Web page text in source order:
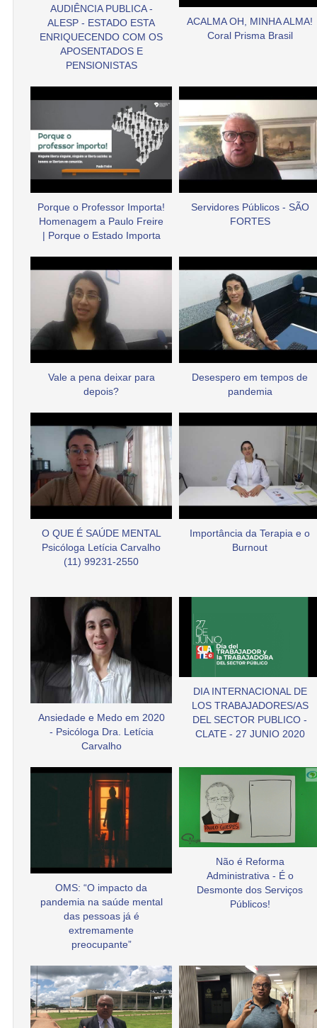
AUDIÊNCIA PUBLICA -
ALESP - ESTADO ESTA
ENRIQUECENDO COM OS
APOSENTADOS E
PENSIONISTAS
ACALMA OH, MINHA ALMA!
Coral Prisma Brasil
Porque o Professor Importa!
Homenagem a Paulo Freire
| Porque o Estado Importa
Servidores Públicos - SÃO
FORTES
Vale a pena deixar para
depois?
Desespero em tempos de
pandemia
O QUE É SAÚDE MENTAL
Psicóloga Letícia Carvalho
(11) 99231-2550
Importância da Terapia e o
Burnout
Ansiedade e Medo em 2020
- Psicóloga Dra. Letícia
Carvalho
DIA INTERNACIONAL DE
LOS TRABAJADORES/AS
DEL SECTOR PUBLICO -
CLATE - 27 JUNIO 2020
OMS: “O impacto da
pandemia na saúde mental
das pessoas já é
extremamente
preocupante”
Não é Reforma
Administrativa - É o
Desmonte dos Serviços
Públicos!